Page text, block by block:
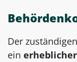
Der zuständigen
ein